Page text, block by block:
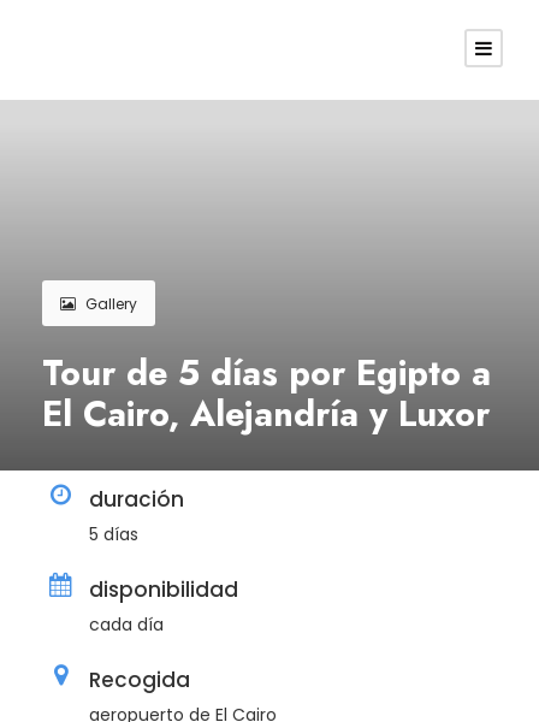
Gallery
Tour de 5 días por Egipto a
El Cairo, Alejandría y Luxor
duración
5 días
disponibilidad
cada día
Recogida
aeropuerto de El Cairo